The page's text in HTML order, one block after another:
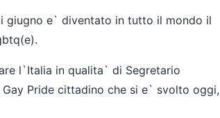
giugno e` diventato in tutto il mondo il
l`Italia in qualita` di Segretario
Pride cittadino che si e` svolto oggi,